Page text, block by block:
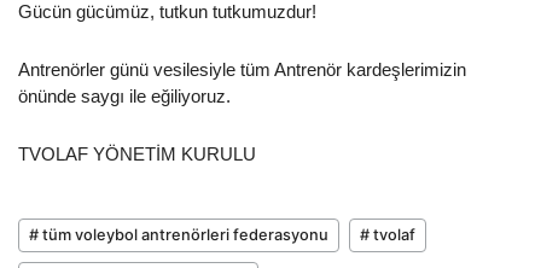
Gücün gücümüz, tutkun tutkumuzdur!
Antrenörler günü vesilesiyle tüm Antrenör kardeşlerimizin
önünde saygı ile eğiliyoruz.
TVOLAF YÖNETİM KURULU
# tüm voleybol antrenörleri federasyonu # tvolaf